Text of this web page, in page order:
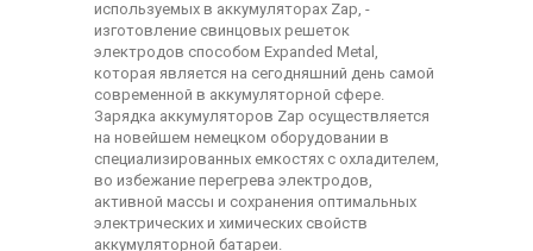
используемых в аккумуляторах Zap, -
изготовление свинцовых решеток
электродов способом Expanded Metal,
которая является на сегодняшний день самой
современной в аккумуляторной сфере.
Зарядка аккумуляторов Zap осуществляется
на новейшем немецком оборудовании в
специализированных емкостях с охладителем,
во избежание перегрева электродов,
активной массы и сохранения оптимальных
электрических и химических свойств
аккумуляторной батареи.